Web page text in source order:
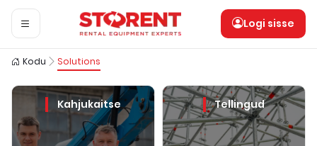
Logi sisse
Kodu Solutions
Kahjukaitse Tellingud